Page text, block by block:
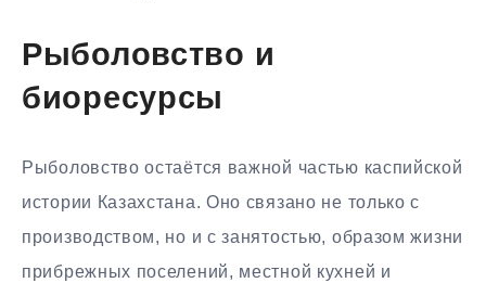
Рыболовство и
биоресурсы
Рыболовство остаётся важной частью каспийской
истории Казахстана. Оно связано не только с
производством, но и с занятостью, образом жизни
прибрежных поселений, местной кухней и